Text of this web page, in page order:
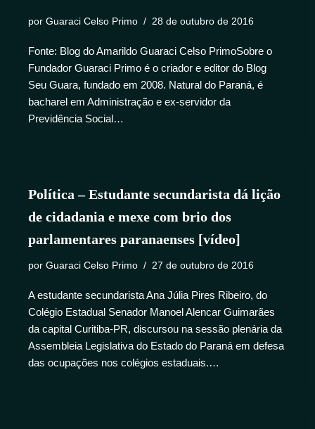
por Guaraci Celso Primo 28 de outubro de 2016
Fonte: Blog do Amarildo Guaraci Celso PrimoSobre o
Fundador Guaraci Primo é o criador e editor do Blog
Seu Guara, fundado em 2008. Natural do Paraná, é
bacharel em Administração e ex-servidor da
Previdência Social…
Política – Estudante secundarista dá lição
de cidadania e mexe com brio dos
parlamentares paranaenses [vídeo]
por Guaraci Celso Primo 27 de outubro de 2016
A estudante secundarista Ana Júlia Pires Ribeiro, do
Colégio Estadual Senador Manoel Alencar Guimarães
da capital Curitiba-PR, discursou na sessão plenária da
Assembleia Legislativa do Estado do Paraná em defesa
das ocupações nos colégios estaduais.…